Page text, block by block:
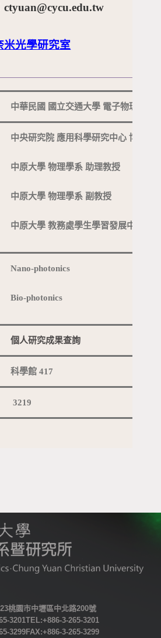
ctyuan@cycu.edu.tw
米光學研究室
中華民國 國立交通大學 電子物理 博士
中央研究院 應用科學研究中心 博士後
中原大學 物理學系 助理教授
中原大學 物理學系 副教授
中原大學 教務處學生學習發展中心 主
Nano-photonics
Bio-photonics
個人研究成果查詢
科學館 417
3219
桃園市中壢區中北路200號
3201 TEL:+886-3-265-3201
3299 FAX: +886-3-265-3299